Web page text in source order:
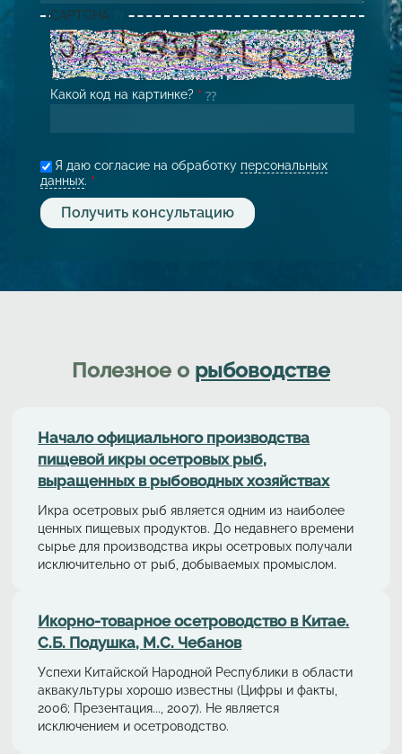
CAPTCHA
Какой код на картинке? *
Я даю согласие на обработку персональных
данных. *
Полезное о рыбоводстве
Начало официального производства
пищевой икры осетровых рыб,
выращенных в рыбоводных хозяйствах
Икра осетровых рыб является одним из наиболее
ценных пищевых продуктов. До недавнего времени
сырье для производства икры осетровых получали
исключительно от рыб, добываемых промыслом.
Икорно-товарное осетроводство в Китае.
С.Б. Подушка, М.С. Чебанов
Успехи Китайской Народной Республики в области
аквакультуры хорошо известны (Цифры и факты,
2006; Презентация..., 2007). Не является
исключением и осетроводство.